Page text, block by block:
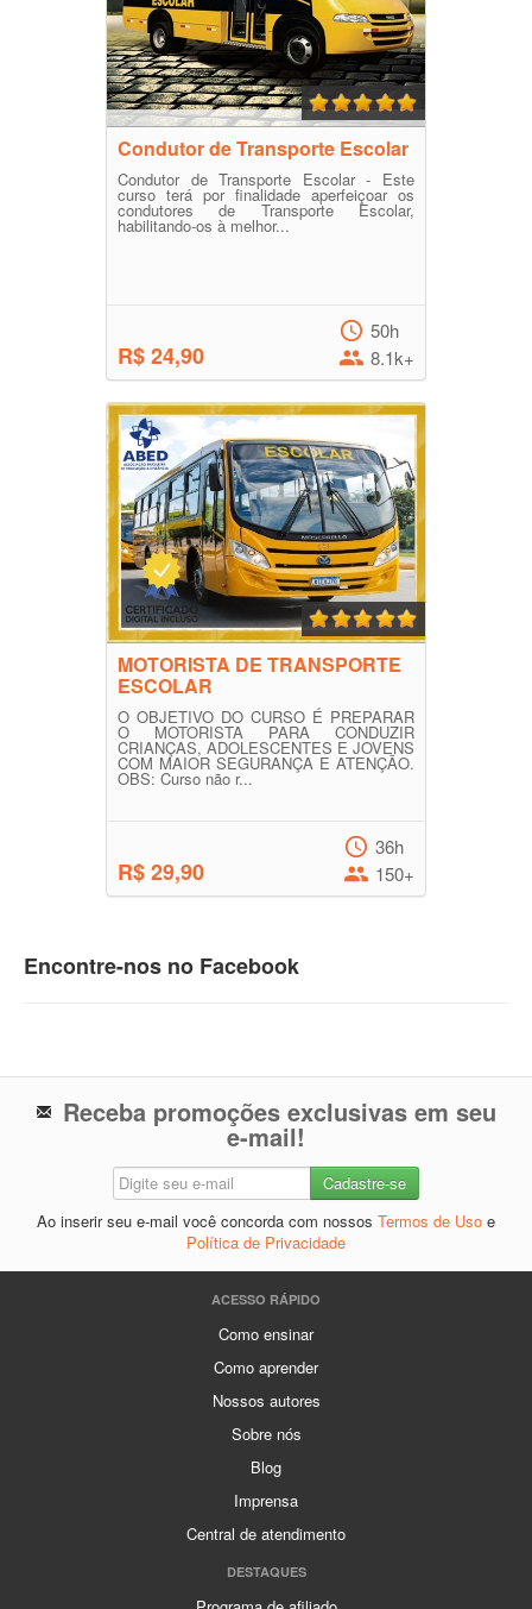
Condutor de Transporte Escolar
Condutor de Transporte Escolar - Este
curso terá por finalidade aperfeiçoar os
condutores de Transporte Escolar,
habilitando-os à melhor...
R$ 24,90
50h
8.1k+
MOTORISTA DE TRANSPORTE
ESCOLAR
O OBJETIVO DO CURSO É PREPARAR
O MOTORISTA PARA CONDUZIR
CRIANÇAS, ADOLESCENTES E JOVENS
COM MAIOR SEGURANÇA E ATENÇÃO.
OBS: Curso não r...
R$ 29,90
36h
150+
Encontre-nos no Facebook
Receba promoções exclusivas em seu
e-mail!
Ao inserir seu e-mail você concorda com nossos Termos de Uso e
Política de Privacidade
ACESSO RÁPIDO
Como ensinar
Como aprender
Nossos autores
Sobre nós
Blog
Imprensa
Central de atendimento
DESTAQUES